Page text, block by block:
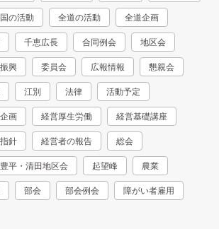
の活動 全道の活動 全道企画
千恵広長 合同例会 地区会
興 委員会 広報情報 懇親会
江別 法律 活動予定
画 経営厚生労働 経営基礎講座
針 経営者の報告 総会
豊平・清田地区会 起望峰 農業
部会 部会例会 障がい者雇用